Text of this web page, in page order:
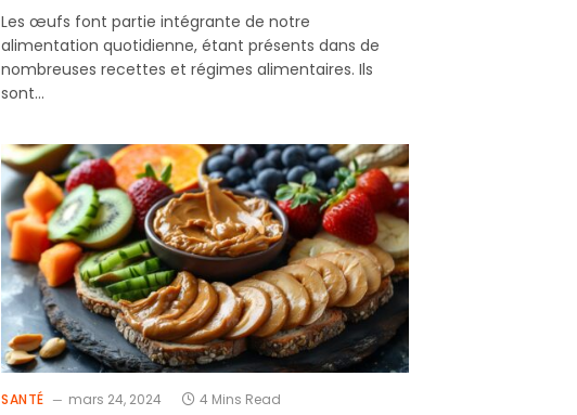
Les œufs font partie intégrante de notre
alimentation quotidienne, étant présents dans de
nombreuses recettes et régimes alimentaires. Ils
sont…
SANTÉ mars 24, 2024 4 Mins Read